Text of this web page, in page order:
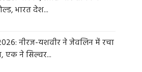
भारत देश...
नीरज-यशवीर ने जेवलिन में रचा
एक ने सिल्वर...